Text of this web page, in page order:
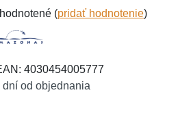
(pridať hodnotenie)
4030454005777
dní od objednania